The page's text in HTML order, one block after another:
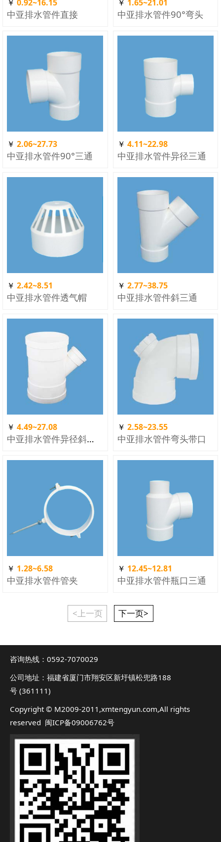
￥ 0.92~16.15
中亚排水管件直接
￥ 1.65~21.01
中亚排水管件90°弯头
￥ 2.06~27.73
中亚排水管件90°三通
￥ 4.11~22.98
中亚排水管件异径三通
￥ 2.42~8.51
中亚排水管件透气帽
￥ 2.77~38.75
中亚排水管件斜三通
￥ 4.49~27.08
中亚排水管件异径斜三通
￥ 2.58~23.55
中亚排水管件弯头带口
￥ 1.28~6.58
中亚排水管件管夹
￥ 12.45~12.81
中亚排水管件瓶口三通
<上一页 下一页>
咨询热线：0592-7070029
公司地址：福建省厦门市翔安区新圩镇松兜路188
号 (361111)
Copyright © M2009-2011,xmtengyun.com,All rights
reserved 闽ICP备09006762号